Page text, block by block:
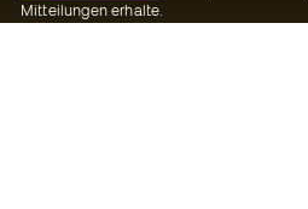
Mitteilungen erhalte.